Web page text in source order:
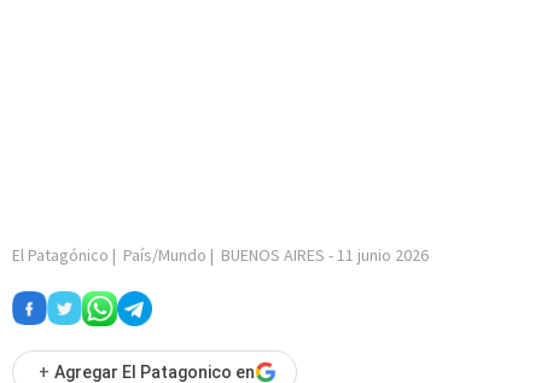
El Patagónico | País/Mundo | BUENOS AIRES - 11 junio 2026
+ Agregar El Patagonico en